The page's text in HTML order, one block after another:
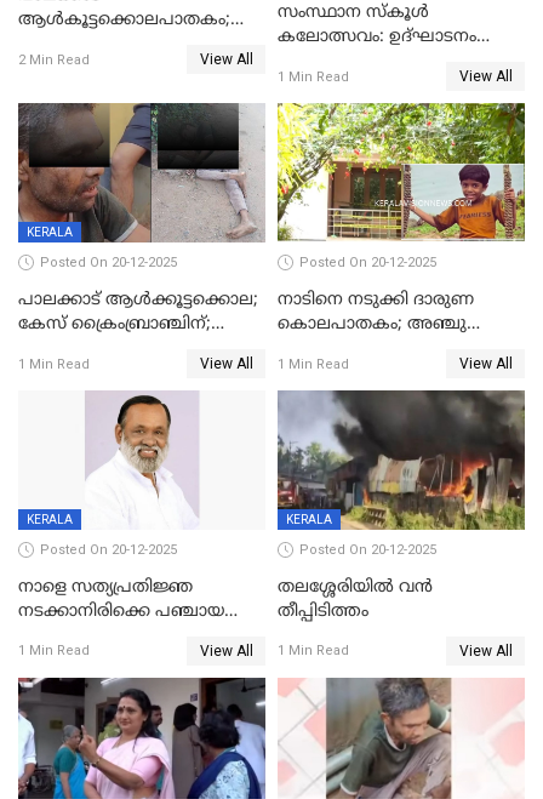
ആൾകൂട്ടക്കൊലപാതകം;
ഊർജ്ജിതമാക്കിമാക്കി
2 Min Read View All
സംസ്ഥാന സ്കൂൾ
കലോത്സവം: ഉദ്ഘാടനം
മുഖ്യാതിഥിയായി
മോഹൻലാൽ
1 Min Read View All
KERALA
Posted On 20-12-2025
പാലക്കാട് ആൾക്കൂട്ടക്കൊല;
കേസ് ക്രൈംബ്രാഞ്ചിന്;
അന്വേഷിക്കും
1 Min Read View All
Posted On 20-12-2025
നാടിനെ നടുക്കി ദാരുണ
കൊലപാതകം; അഞ്ചു
കഴുത്തുഞെരിച്ച് കൊന്നു
1 Min Read View All
KERALA
Posted On 20-12-2025
നാളെ സത്യപ്രതിജ്ഞ
നടക്കാനിരിക്കെ പഞ്ചായത്ത്
1 Min Read View All
KERALA
Posted On 20-12-2025
തലശ്ശേരിയിൽ വൻ
തീപ്പിടിത്തം
1 Min Read View All